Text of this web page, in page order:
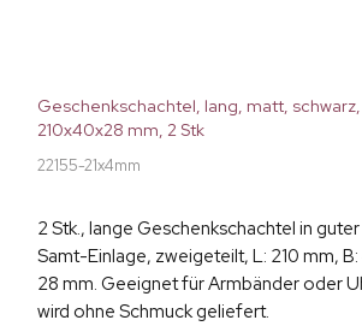
Geschenkschachtel, lang, matt,
210x40x28 mm, 2 Stk
22155-21x4mm
2 Stk., lange Geschenkschachtel in
Samt-Einlage, zweigeteilt, L: 210 mm,
28 mm. Geeignet für Armbänder oder
wird ohne Schmuck geliefert.